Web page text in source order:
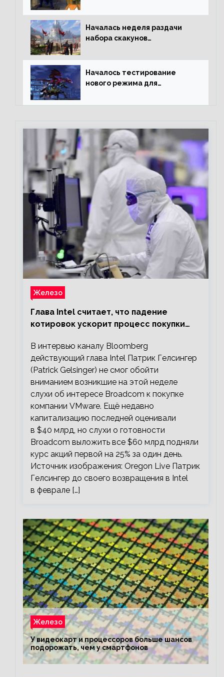
Началась неделя раздачи
набора скакунов
Началось тестирование
нового режима для
online
Железо
Глава Intel считает, что падение
котировок ускорит процесс покупки
В интервью каналу Bloomberg
действующий глава Intel Патрик Гелсингер
(Patrick Gelsinger) не смог обойти
вниманием возникшие на этой неделе
слухи об интересе Broadcom к покупке
компании VMware. Ещё недавно
капитализацию последней оценивали
в $40 млрд, но слухи о готовности
Broadcom выложить все $60 млрд подняли
курс акций первой на 25% за один день.
Источник изображения: Oregon Live Патрик
Гелсингер до своего возвращения в Intel
в феврале […]
Железо
У видеокарт и процессоров больше шансов
подорожать, чем у смартфонов